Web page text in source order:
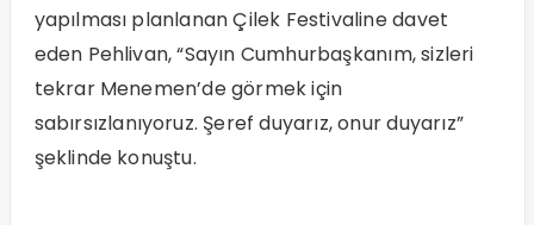
yapılması planlanan Çilek Festivaline davet
eden Pehlivan, “Sayın Cumhurbaşkanım, sizleri
tekrar Menemen’de görmek için
sabırsızlanıyoruz. Şeref duyarız, onur duyarız”
şeklinde konuştu.